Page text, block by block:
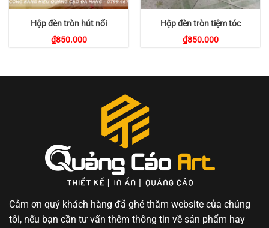
Hộp đèn tròn hút nổi
₫850.000
Hộp đèn tròn tiệm tóc
₫850.000
Cảm ơn quý khách hàng đã ghé thăm website của chúng
tôi, nếu bạn cần tư vấn thêm thông tin về sản phẩm hay